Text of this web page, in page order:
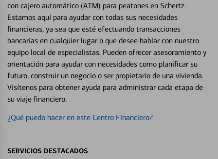
con cajero automático (ATM) para peatones en Schertz.
Estamos aquí para ayudar con todas sus necesidades
financieras, ya sea que esté efectuando transacciones
bancarias en cualquier lugar o que desee hablar con nuestro
equipo local de especialistas. Pueden ofrecer asesoramiento y
orientación para ayudar con necesidades como planificar su
futuro, construir un negocio o ser propietario de una vivienda.
Visítenos para obtener ayuda para administrar cada etapa de
su viaje financiero.
¿Qué puedo hacer en este Centro Financiero?
SERVICIOS DESTACADOS